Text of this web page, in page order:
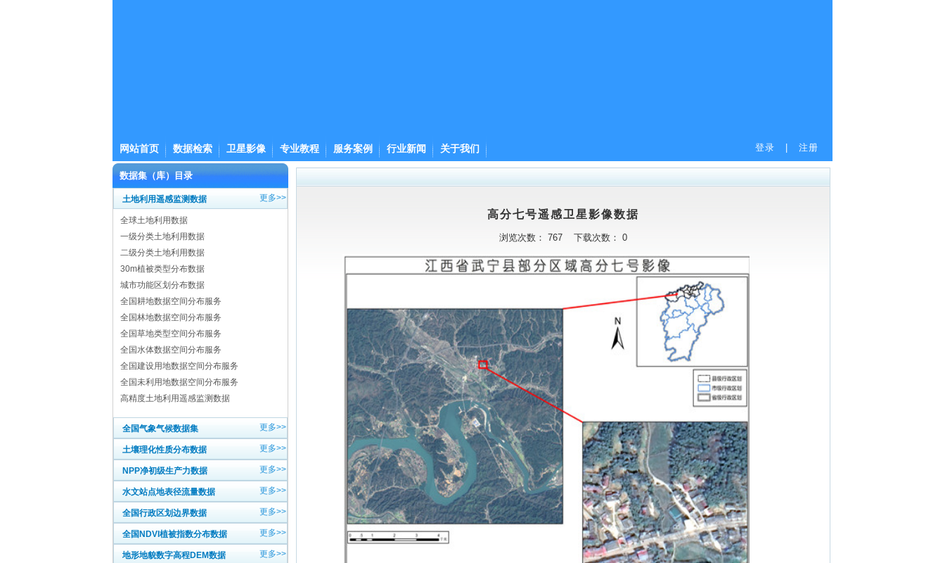
网站首页 数据检索 卫星影像 专业教程 服务案例 行业新闻 关于我们 登录 注册
数据集（库）目录
土地利用遥感监测数据 更多>>
全球土地利用数据
一级分类土地利用数据
二级分类土地利用数据
30m植被类型分布数据
城市功能区划分布数据
全国耕地数据空间分布服务
全国林地数据空间分布服务
全国草地类型空间分布服务
全国水体数据空间分布服务
全国建设用地数据空间分布服务
全国未利用地数据空间分布服务
高精度土地利用遥感监测数据
全国气象气候数据集 更多>>
土壤理化性质分布数据 更多>>
NPP净初级生产力数据 更多>>
水文站点地表径流量数据 更多>>
全国行政区划边界数据 更多>>
全国NDVI植被指数分布数据 更多>>
地形地貌数字高程DEM数据 更多>>
高分七号遥感卫星影像数据
浏览次数： 767 下载次数： 0